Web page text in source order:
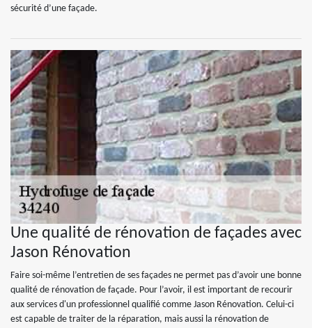
sécurité d’une façade.
Une qualité de rénovation de façades avec
Jason Rénovation
Faire soi-même l’entretien de ses façades ne permet pas d’avoir une bonne
qualité de rénovation de façade. Pour l’avoir, il est important de recourir
aux services d'un professionnel qualifié comme Jason Rénovation. Celui-ci
est capable de traiter de la réparation, mais aussi la rénovation de